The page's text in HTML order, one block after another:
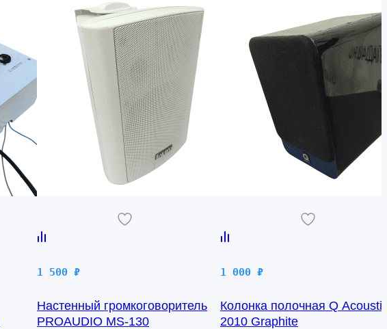
1 500 ₽
Настенный громкоговоритель
PROAUDIO MS-130
1 000 ₽
Колонка полочная Q
2010 Graphite